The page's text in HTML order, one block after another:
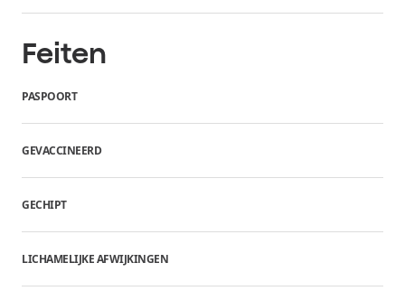
Feiten
PASPOORT
GEVACCINEERD
GECHIPT
LICHAMELIJKE AFWIJKINGEN